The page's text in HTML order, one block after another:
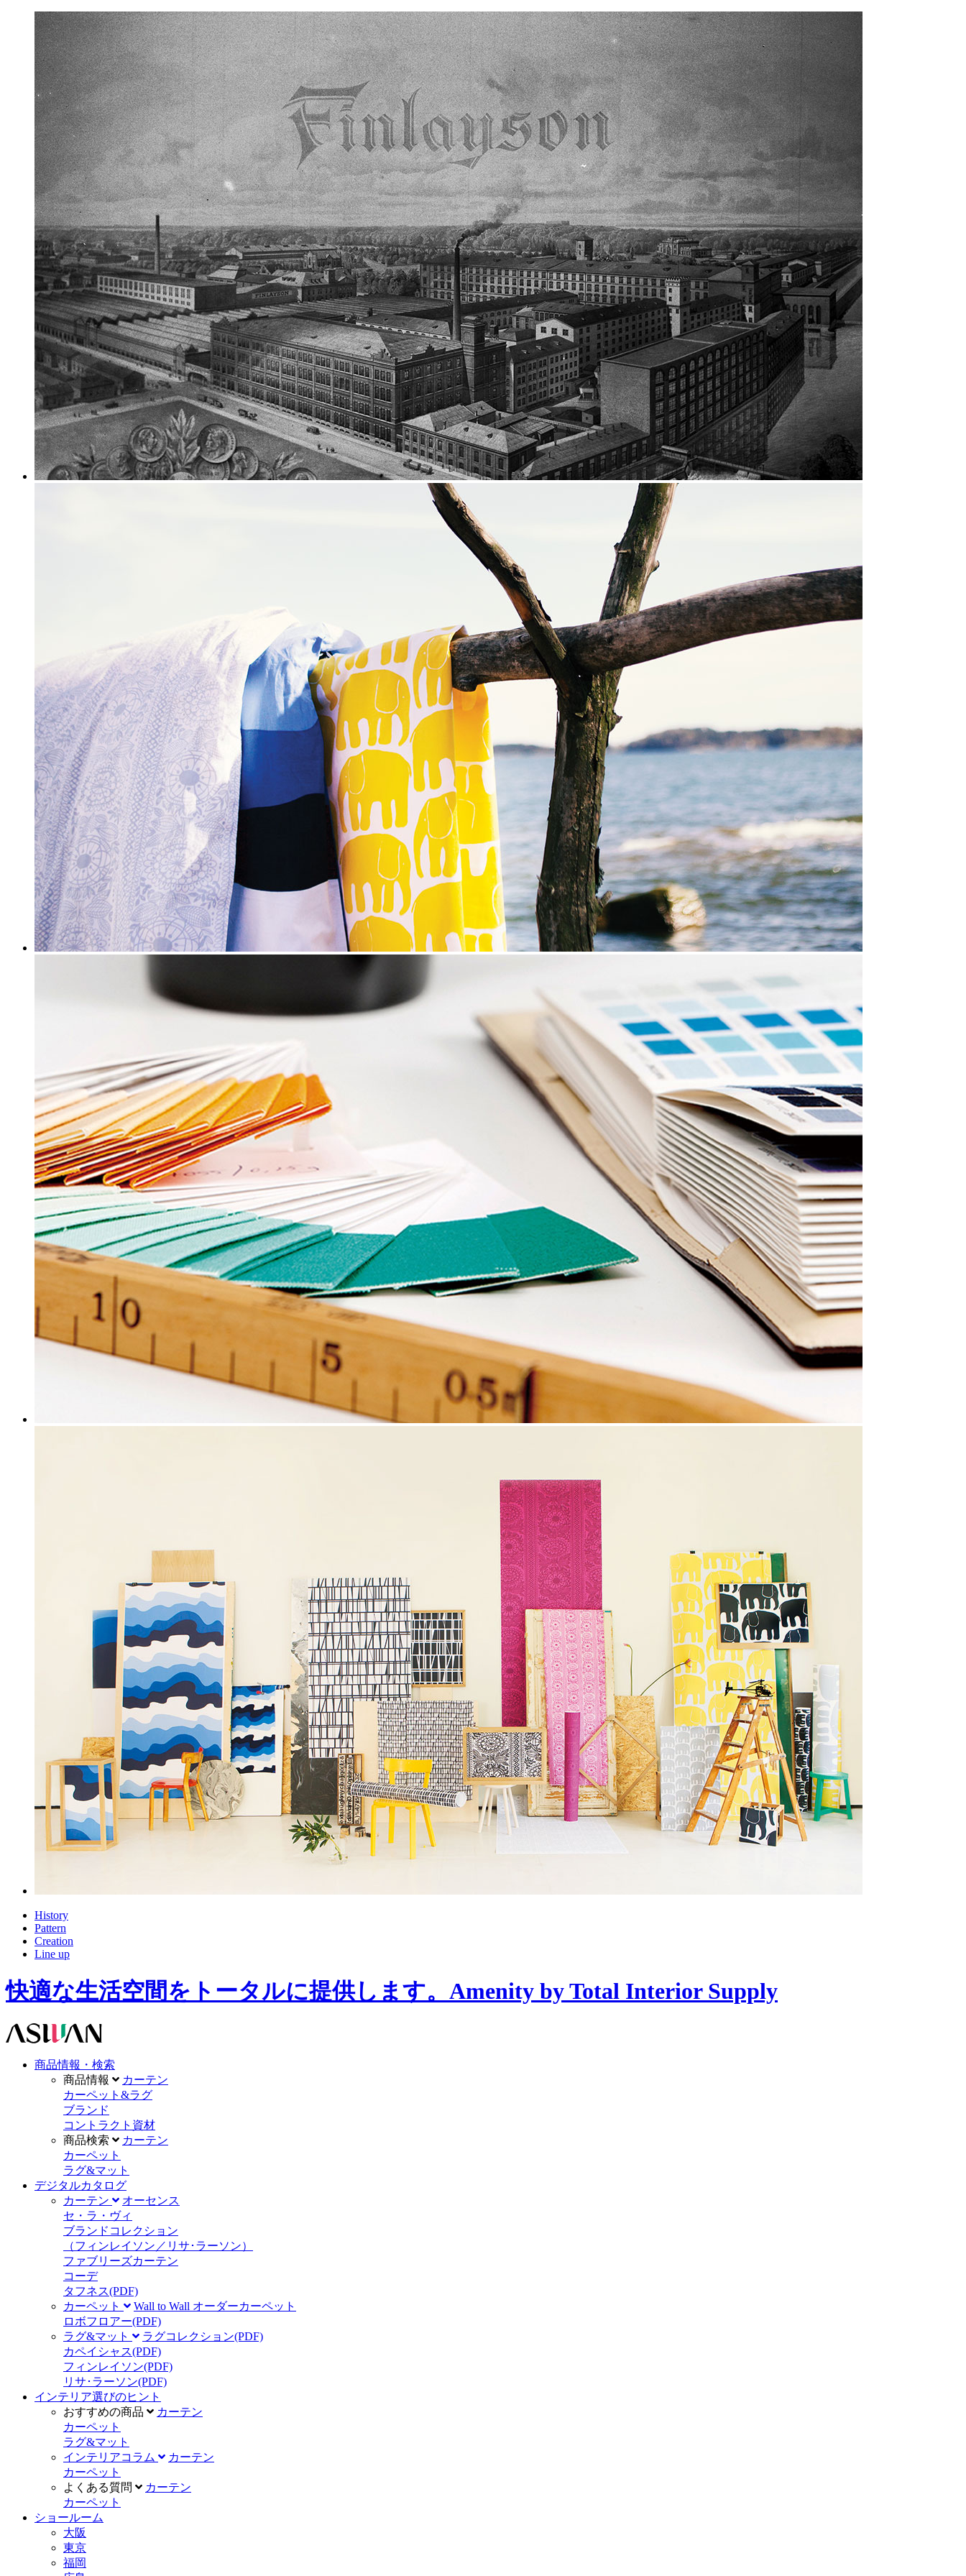
History
Pattern
Creation
Line up
快適な生活空間をトータルに提供します。Amenity by Total Interior Supply
商品情報・検索
商品情報
カーテン
カーペット&ラグ
ブランド
コントラクト資材
商品検索
カーテン
カーペット
ラグ&マット
デジタルカタログ
カーテン
オーセンス
セ・ラ・ヴィ
ブランドコレクション
（フィンレイソン／リサ･ラーソン）
ファブリーズカーテン
コーデ
タフネス(PDF)
カーペット
Wall to Wall オーダーカーペット
ロボフロアー(PDF)
ラグ&マット
ラグコレクション(PDF)
カペイシャス(PDF)
フィンレイソン(PDF)
リサ･ラーソン(PDF)
インテリア選びのヒント
おすすめの商品
カーテン
カーペット
ラグ&マット
インテリアコラム
カーテン
カーペット
よくある質問
カーテン
カーペット
ショールーム
大阪
東京
福岡